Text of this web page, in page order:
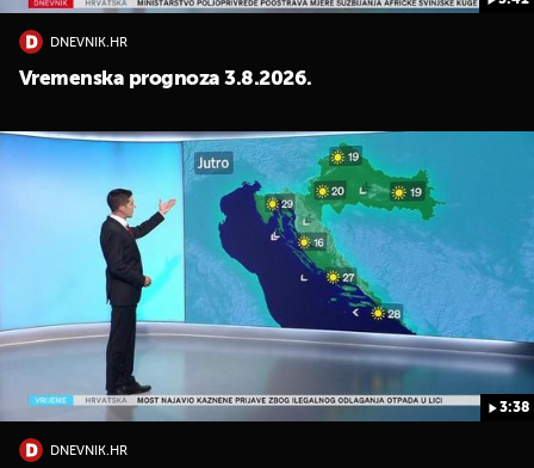
DNEVNIK.HR
Vremenska prognoza 3.8.2026.
3:38
DNEVNIK.HR